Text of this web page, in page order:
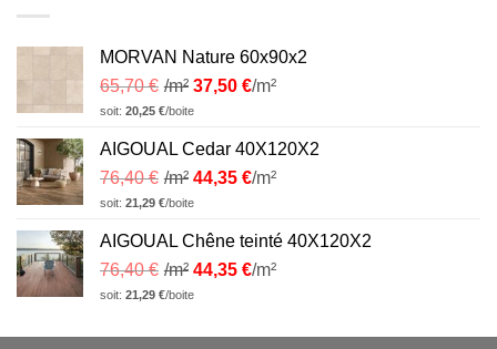
MORVAN Nature 60x90x2
65,70€ /m² 37,50 €/m²
soit: 20,25 €/boite
AIGOUAL Cedar 40X120X2
76,40€ /m² 44,35 €/m²
soit: 21,29 €/boite
AIGOUAL Chêne teinté 40X120X2
76,40€ /m² 44,35 €/m²
soit: 21,29 €/boite